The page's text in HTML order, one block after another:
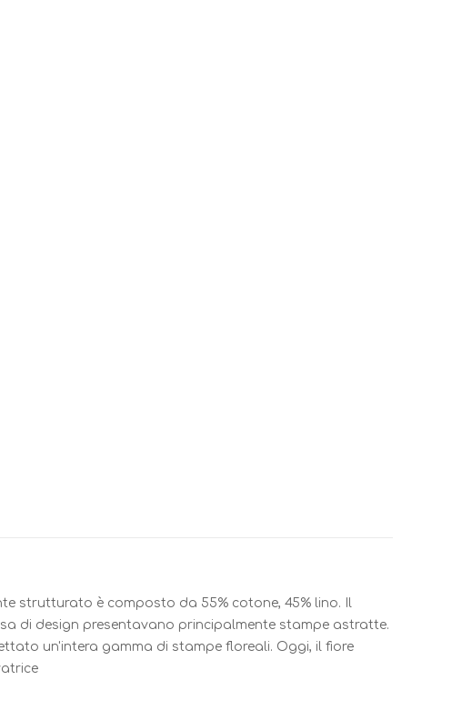
strutturato è composto da 55% cotone, 45% lino. Il
di design presentavano principalmente stampe astratte.
un'intera gamma di stampe floreali. Oggi, il fiore